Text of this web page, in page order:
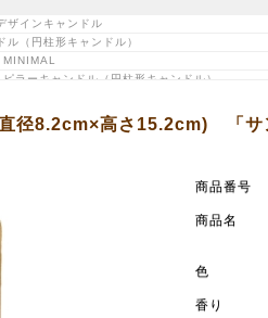
ザインキャンドル
（円柱形キャンドル）
ラーキャンドル（円柱形キャンドル）
径8.2cm×高さ15.2cm) 「サ
商品番号
商品名
色
香り